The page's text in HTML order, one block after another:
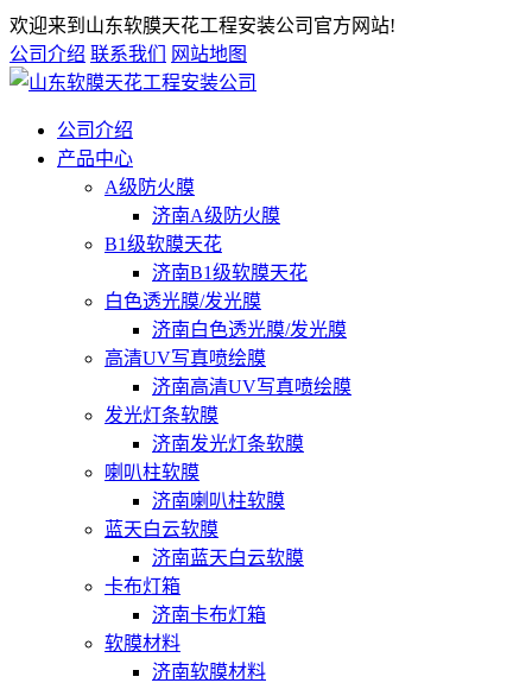
欢迎来到山东软膜天花工程安装公司官方网站!
公司介绍 联系我们 网站地图
公司介绍
产品中心
A级防火膜
济南A级防火膜
B1级软膜天花
济南B1级软膜天花
白色透光膜/发光膜
济南白色透光膜/发光膜
高清UV写真喷绘膜
济南高清UV写真喷绘膜
发光灯条软膜
济南发光灯条软膜
喇叭柱软膜
济南喇叭柱软膜
蓝天白云软膜
济南蓝天白云软膜
卡布灯箱
济南卡布灯箱
软膜材料
济南软膜材料